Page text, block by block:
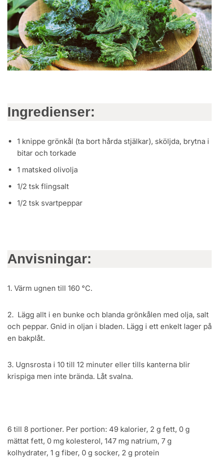
Ingredienser:
1 knippe grönkål (ta bort hårda stjälkar), sköljda, brytna i
bitar och torkade
1 matsked olivolja
1/2 tsk flingsalt
1/2 tsk svartpeppar
Anvisningar:
1. Värm ugnen till 160 °C.
2. Lägg allt i en bunke och blanda grönkålen med olja, salt
och peppar. Gnid in oljan i bladen. Lägg i ett enkelt lager på
en bakplåt.
3. Ugnsrosta i 10 till 12 minuter eller tills kanterna blir
krispiga men inte brända. Låt svalna.
6 till 8 portioner. Per portion: 49 kalorier, 2 g fett, 0 g
mättat fett, 0 mg kolesterol, 147 mg natrium, 7 g
kolhydrater, 1 g fiber, 0 g socker, 2 g protein